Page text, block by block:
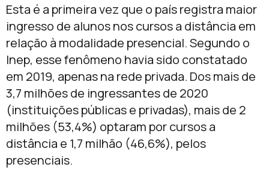
Esta é a primeira vez que o país registra maior
ingresso de alunos nos cursos a distância em
relação à modalidade presencial. Segundo o
Inep, esse fenômeno havia sido constatado
em 2019, apenas na rede privada. Dos mais de
3,7 milhões de ingressantes de 2020
(instituições públicas e privadas), mais de 2
milhões (53,4%) optaram por cursos a
distância e 1,7 milhão (46,6%), pelos
presenciais.